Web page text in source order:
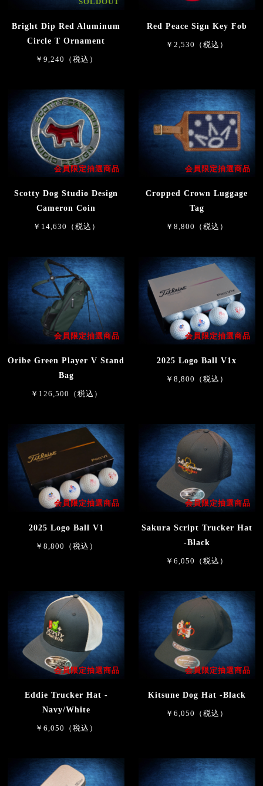
Bright Dip Red Aluminum
Circle T Ornament
￥9,240（税込）
Red Peace Sign Key Fob
￥2,530（税込）
会員限定抽選商品
Scotty Dog Studio Design
Cameron Coin
￥14,630（税込）
会員限定抽選商品
Cropped Crown Luggage
Tag
￥8,800（税込）
会員限定抽選商品
Oribe Green Player V Stand
Bag
￥126,500（税込）
会員限定抽選商品
2025 Logo Ball V1x
￥8,800（税込）
会員限定抽選商品
2025 Logo Ball V1
￥8,800（税込）
会員限定抽選商品
Sakura Script Trucker Hat
-Black
￥6,050（税込）
会員限定抽選商品
Eddie Trucker Hat -
Navy/White
￥6,050（税込）
会員限定抽選商品
Kitsune Dog Hat -Black
￥6,050（税込）